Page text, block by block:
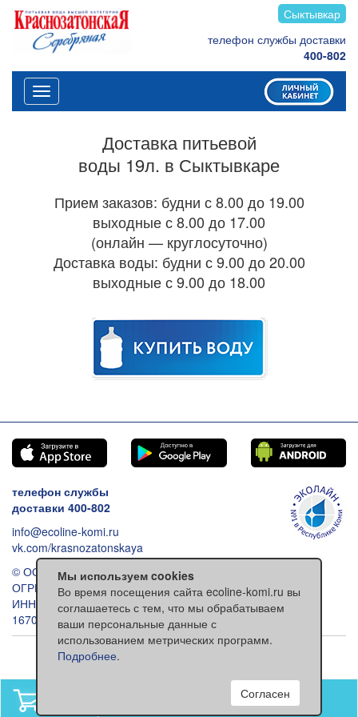
Сыктывкар
телефон службы доставки
400-802
Меню
Доставка питьевой
воды 19л. в Сыктывкаре
Прием заказов: будни с 8.00 до 19.00
выходные с 8.00 до 17.00
(онлайн — круглосуточно)
Доставка воды: будни с 9.00 до 20.00
выходные с 9.00 до 18.00
телефон службы
доставки 400-802
info@ecoline-komi.ru
vk.com/krasnozatonskaya
© ООО «Эколайн», 2026
ОГРН: 1021100512993
ИНН: 1101030557
167000 Сыктывкар ул. Ленина 118
Обычная версия сайта
нет товаров
Мы используем cookies
Во время посещения сайта ecoline-komi.ru вы
соглашаетесь с тем, что мы обрабатываем
ваши персональные данные с
использованием метрических программ.
Подробнее.
Согласен